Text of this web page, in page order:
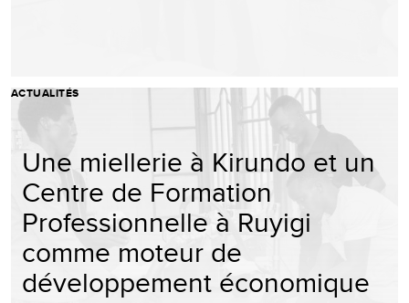
ACTUALITÉS
Une miellerie à Kirundo et un
Centre de Formation
Professionnelle à Ruyigi
comme moteur de
développement économique